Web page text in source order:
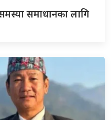
समाधानका लागि